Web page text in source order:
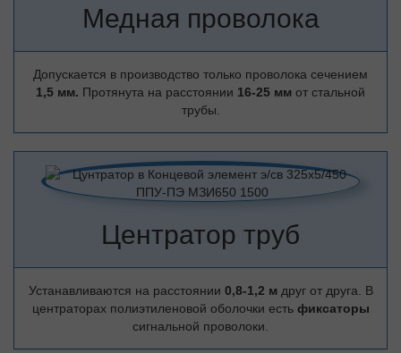
Медная проволока
Допускается в производство только проволока сечением
1,5 мм. Протянута на расстоянии 16-25 мм от стальной
трубы.
Центратор труб
Устанавливаются на расстоянии 0,8-1,2 м друг от друга. В
центраторах полиэтиленовой оболочки есть фиксаторы
сигнальной проволоки.